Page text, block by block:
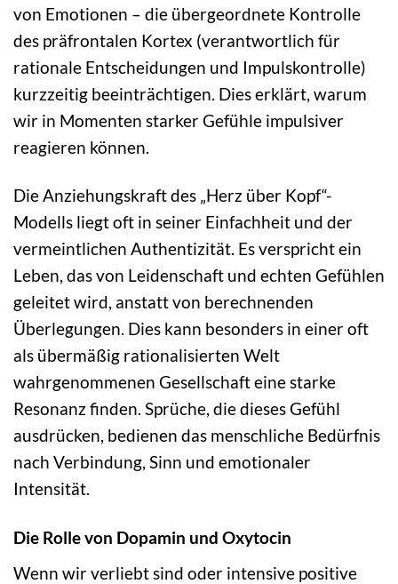
von Emotionen – die übergeordnete Kontrolle
des präfrontalen Kortex (verantwortlich für
rationale Entscheidungen und Impulskontrolle)
kurzzeitig beeinträchtigen. Dies erklärt, warum
wir in Momenten starker Gefühle impulsiver
reagieren können.
Die Anziehungskraft des „Herz über Kopf“-
Modells liegt oft in seiner Einfachheit und der
vermeintlichen Authentizität. Es verspricht ein
Leben, das von Leidenschaft und echten Gefühlen
geleitet wird, anstatt von berechnenden
Überlegungen. Dies kann besonders in einer oft
als übermäßig rationalisierten Welt
wahrgenommenen Gesellschaft eine starke
Resonanz finden. Sprüche, die dieses Gefühl
ausdrücken, bedienen das menschliche Bedürfnis
nach Verbindung, Sinn und emotionaler
Intensität.
Die Rolle von Dopamin und Oxytocin
Wenn wir verliebt sind oder intensive positive